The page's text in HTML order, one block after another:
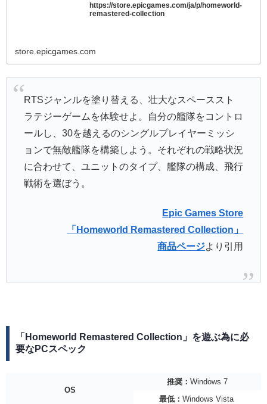
https://store.epicgames.com/ja/p/homeworld-
remastered-collection
store.epicgames.com
RTSジャンルを塗り替える、壮大なスペーススト
ラテジーゲームを体験せよ。自分の艦隊をコントロ
ールし、30を越えるのシングルプレイヤーミッシ
ョンで無敵艦隊を構築しよう。それぞれの戦略状況
に合わせて、ユニットのタイプ、艦隊の構成、飛行
戦術を選ぼう。
Epic Games Store
「Homeworld Remastered Collection」
商品ページより引用
「Homeworld Remastered Collection」を遊ぶ為に必
要なPCスペック
OS
推奨： Windows 7
最低： Windows Vista